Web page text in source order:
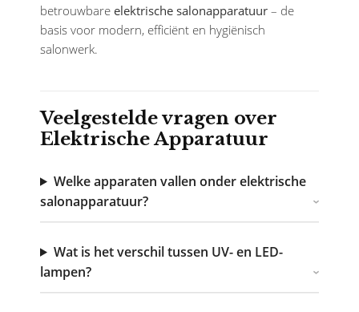
betrouwbare elektrische salonapparatuur – de
basis voor modern, efficiënt en hygiënisch
salonwerk.
Veelgestelde vragen over
Elektrische Apparatuur
Welke apparaten vallen onder elektrische
salonapparatuur?
Wat is het verschil tussen UV- en LED-
lampen?